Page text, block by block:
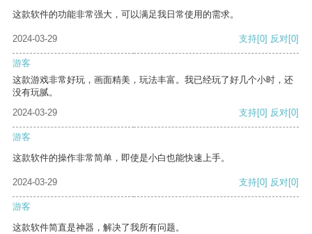
这款软件的功能非常强大，可以满足我日常使用的需求。
2024-03-29 支持[0] 反对[0]
游客
这款游戏非常好玩，画面精美，玩法丰富。我已经玩了好几个小时，还
没有玩腻。
2024-03-29
支持[0] 反对[0]
游客
这款软件的操作非常简单，即使是小白也能快速上手。
2024-03-29 支持[0] 反对[0]
游客
这款软件简直是神器，解决了我所有问题。